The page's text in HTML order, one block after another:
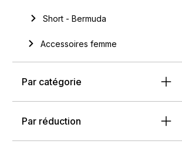
Short - Bermuda
Accessoires femme
Par catégorie
Par réduction